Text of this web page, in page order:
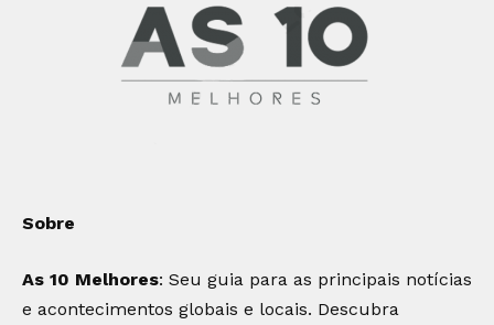
Sobre
As 10 Melhores: Seu guia para as principais notícias
e acontecimentos globais e locais. Descubra